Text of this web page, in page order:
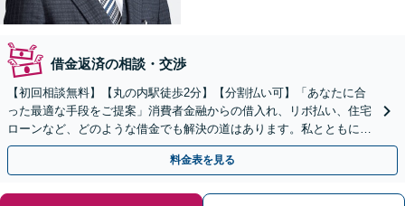
借金返済の相談・交渉
【初回相談無料】【丸の内駅徒歩2分】【分割払い可】「あなたに合
った最適な手段をご提案」消費者金融からの借入れ、リボ払い、住宅
ローンなど、どのような借金でも解決の道はあります。私とともに最
善の解決を図りましょう【安心の完全個室対応／秘密厳守】
料金表を見る